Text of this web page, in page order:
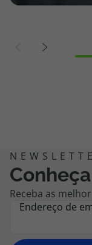
Receba as
Endereço de